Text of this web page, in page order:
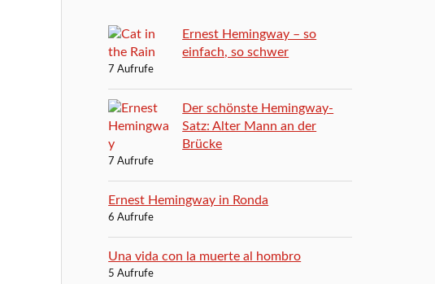
Ernest Hemingway – so
einfach, so schwer
7 Aufrufe
Der schönste Hemingway-
Satz: Alter Mann an der
Brücke
7 Aufrufe
Ernest Hemingway in Ronda
6 Aufrufe
Una vida con la muerte al hombro
5 Aufrufe